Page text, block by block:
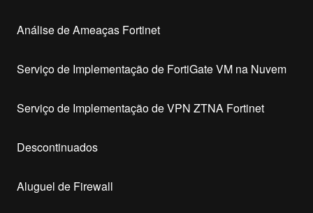
Análise de Ameaças Fortinet
Serviço de Implementação de FortiGate VM na Nuvem
Serviço de Implementação de VPN ZTNA Fortinet
Descontinuados
Aluguel de Firewall